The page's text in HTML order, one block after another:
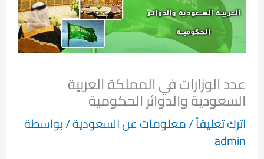
عدد الوزارات في المملكة العربية
السعودية والدوائر الحكومية
اترك تعليقاً/معلومات عن السعودية/ بواسطة
admin